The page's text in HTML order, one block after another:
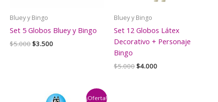
Bluey y Bingo
Set 5 Globos Bluey y Bingo
$5.000El
$3.500El
Bluey y Bingo
Set 12 Globos Látex
Decorativo + Personaje
Bingo
$5.000El
$4.000El
¡Oferta!